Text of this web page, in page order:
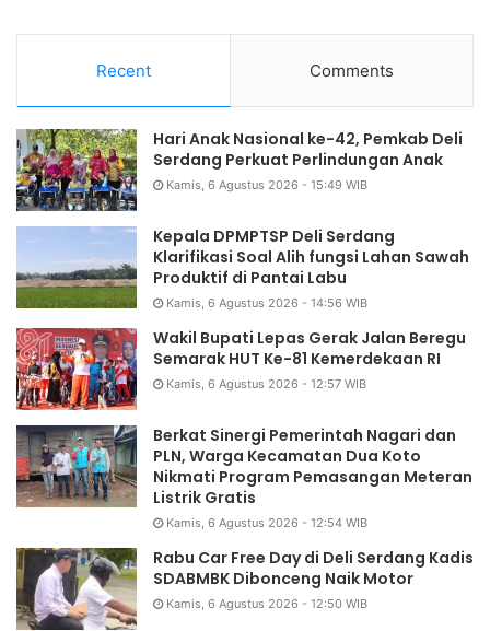
Recent Comments
Hari Anak Nasional ke-42, Pemkab Deli
Serdang Perkuat Perlindungan Anak
Kamis, 6 Agustus 2026 - 15:49 WIB
Kepala DPMPTSP Deli Serdang
Klarifikasi Soal Alih fungsi Lahan Sawah
Produktif di Pantai Labu
Kamis, 6 Agustus 2026 - 14:56 WIB
Wakil Bupati Lepas Gerak Jalan Beregu
Semarak HUT Ke-81 Kemerdekaan RI
Kamis, 6 Agustus 2026 - 12:57 WIB
Berkat Sinergi Pemerintah Nagari dan
PLN, Warga Kecamatan Dua Koto
Nikmati Program Pemasangan Meteran
Listrik Gratis
Kamis, 6 Agustus 2026 - 12:54 WIB
Rabu Car Free Day di Deli Serdang Kadis
SDABMBK Dibonceng Naik Motor
Kamis, 6 Agustus 2026 - 12:50 WIB